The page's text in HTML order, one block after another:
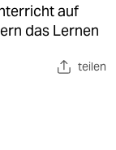
auf
das Lernen
teilen